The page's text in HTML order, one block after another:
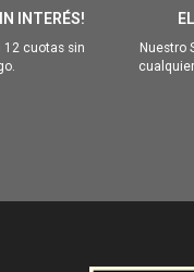
INTERÉS!
12 cuotas sin
Nuestro